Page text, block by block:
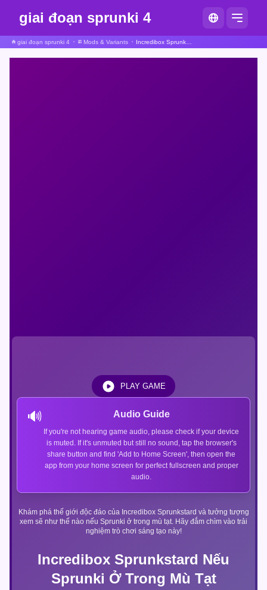
giai đoạn sprunki 4
giai đoạn sprunki 4 Mods & Variants
Incredibox Sprunkstard Nếu
Sprunki Ở Trong Mù Tạt
Khám phá thế giới độc đáo của Incredibox Sprunkstard và tưởng tượng
xem sẽ như thế nào nếu Sprunki ở trong mù tạt. Hãy đắm chìm vào trải
nghiệm trò chơi sáng tạo này!
🔊 Audio Guide
If you're not hearing game audio, please check if your device
is muted. If it's unmuted but still no sound, tap the browser's
share button and find 'Add to Home Screen', then open the
app from your home screen for perfect fullscreen and proper
audio.
PLAY GAME